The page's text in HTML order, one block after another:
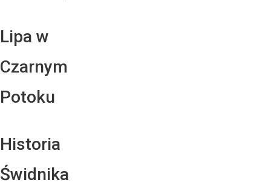
Lipa w
Czarnym
Potoku
Historia
Świdnika